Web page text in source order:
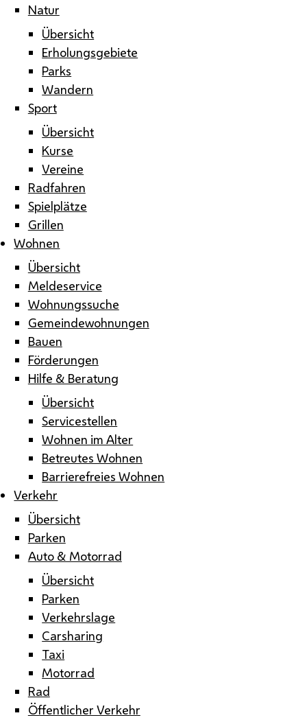
Natur
Übersicht
Erholungsgebiete
Parks
Wandern
Sport
Übersicht
Kurse
Vereine
Radfahren
Spielplätze
Grillen
Wohnen
Übersicht
Meldeservice
Wohnungssuche
Gemeindewohnungen
Bauen
Förderungen
Hilfe & Beratung
Übersicht
Servicestellen
Wohnen im Alter
Betreutes Wohnen
Barrierefreies Wohnen
Verkehr
Übersicht
Parken
Auto & Motorrad
Übersicht
Parken
Verkehrslage
Carsharing
Taxi
Motorrad
Rad
Öffentlicher Verkehr